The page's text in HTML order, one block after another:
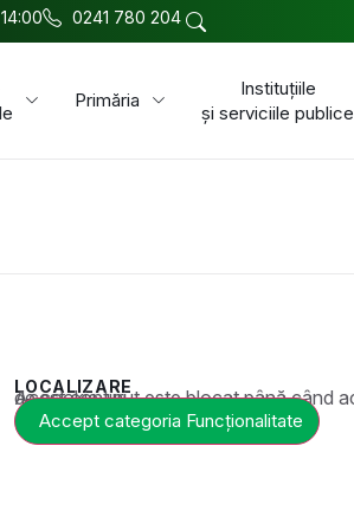
0241 780 204
Primăria
Instituțiile
și serviciile publice
LOCALIZARE
Acest conținut este blocat până când acceptați categoria corespunzătoare de cookie-uri.
Accept categoria Funcționalitate